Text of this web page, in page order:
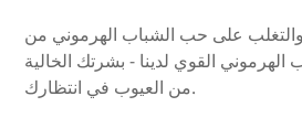
على حب الشباب الهرموني من
القوي لدينا - بشرتك الخالية
من العيوب في انتظارك.